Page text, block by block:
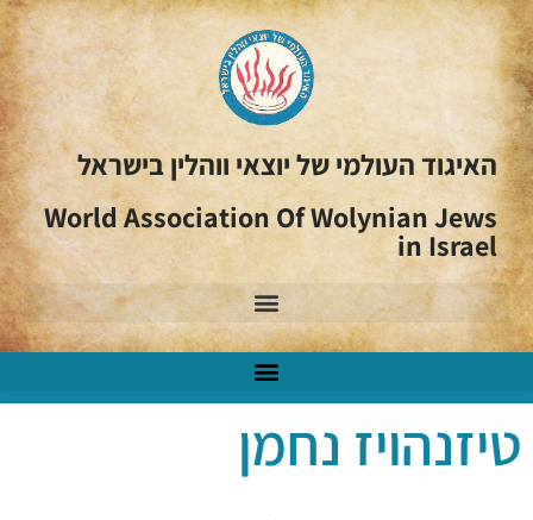
האיגוד העולמי של יוצאי ווהלין בישראל
World Association Of Wolynian Jews
in Israel
טיזנהויז נחמן